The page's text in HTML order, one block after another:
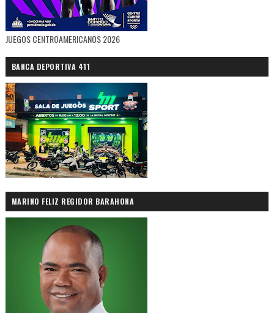
JUEGOS CENTROAMERICANOS 2026
BANCA DEPORTIVA 411
MARINO FELIZ REGIDOR BARAHONA